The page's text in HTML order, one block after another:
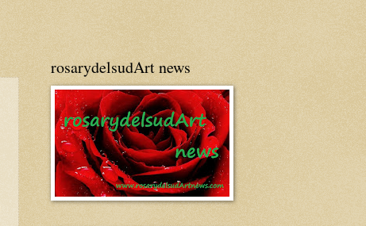
rosarydelsudArt news